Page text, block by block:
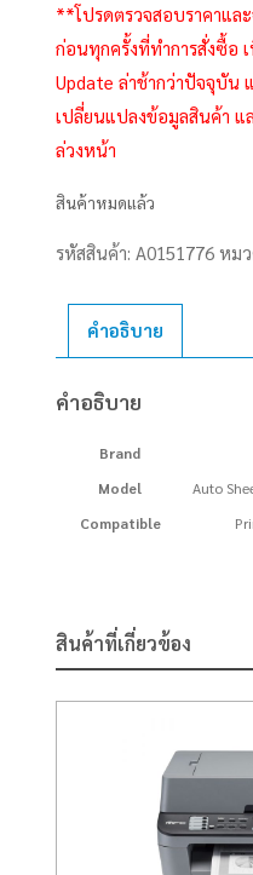
**โปรดตรวจสอบราคาแล
ก่อนทุกครั้งที่ทำการสั่งซื้อ
Update ล่าช้ากว่าปัจจุบัน
เปลี่ยนแปลงข้อมูลสินค้า แ
ล่วงหน้า
สินค้าหมดแล้ว
รหัสสินค้า: A0151776 หม
คำอธิบาย
คำอธิบาย
Brand
Model
Auto
Compatible
สินค้าที่เกี่ยวข้อง